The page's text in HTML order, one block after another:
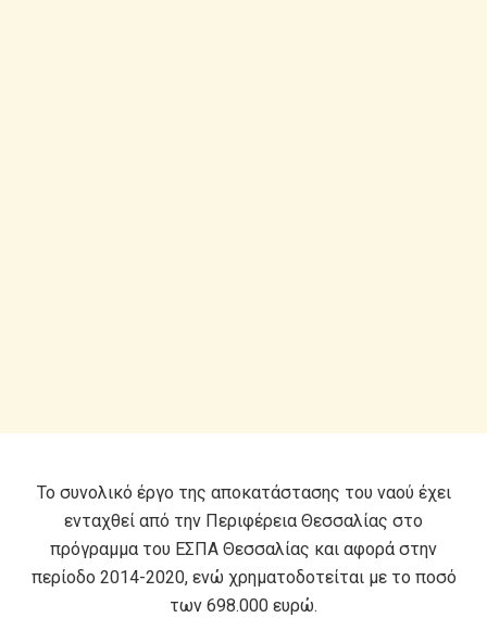
Το συνολικό έργο της αποκατάστασης του ναού έχει
ενταχθεί από την Περιφέρεια Θεσσαλίας στο
πρόγραμμα του ΕΣΠΑ Θεσσαλίας και αφορά στην
περίοδο 2014-2020, ενώ χρηματοδοτείται με το ποσό
των 698.000 ευρώ.